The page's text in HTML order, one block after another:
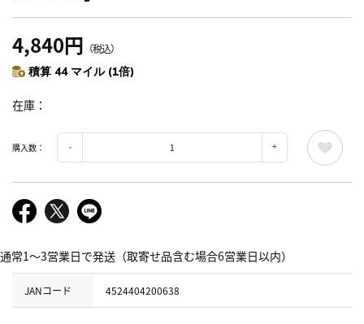
4,840円 （税込）
積算 44 マイル (1倍)
在庫
購入数：
通常1～3営業日で発送（取寄せ品含む場合6営業日以内）
JANコード 4524404200638